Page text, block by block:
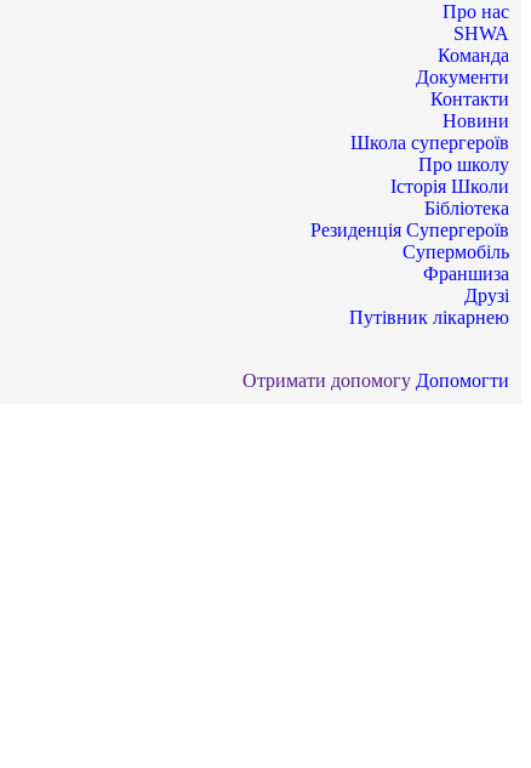
Про нас
SHWA
Команда
Документи
Контакти
Новини
Школа супергероїв
Про школу
Історія Школи
Бібліотека
Резиденція Супергероїв
Супермобіль
Франшиза
Друзі
Путівник лікарнею
Отримати допомогу Допомогти